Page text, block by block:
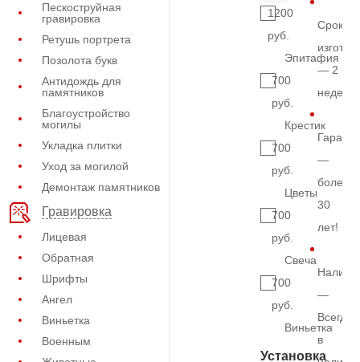
Пескоструйная
гравировка
Ретушь портрета
Позолота букв
Антидождь для
памятников
Благоустройство
могилы
Укладка плитки
Уход за могилой
Демонтаж памятников
Гравировка
Лицевая
Обратная
Шрифты
Ангел
Виньетка
Военным
1200
руб.
Эпитафия
700
руб.
Крестик
700
руб.
Цветы
700
руб.
Свеча
700
руб.
Виньетка
Установка
Срок
— 2
недели
—
более
30
лет!
—
Всегда
в